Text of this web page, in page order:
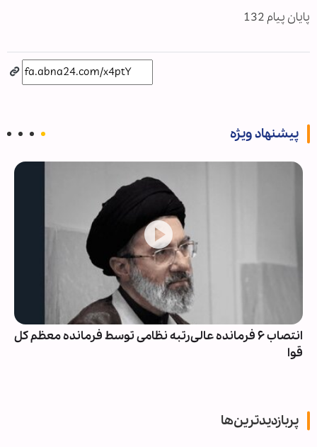
پایان پیام 132
پیشنهاد ویژه
انتصاب ۶ فرمانده عالی‌رتبه نظامی توسط فرمانده معظم کل
قوا
پربازدیدترین‌ها